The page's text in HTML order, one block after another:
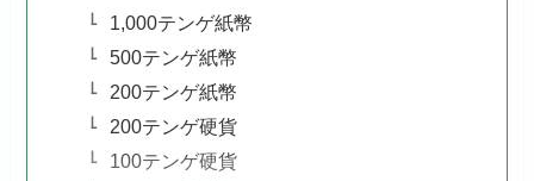
1,000テンゲ紙幣
500テンゲ紙幣
200テンゲ紙幣
200テンゲ硬貨
100テンゲ硬貨